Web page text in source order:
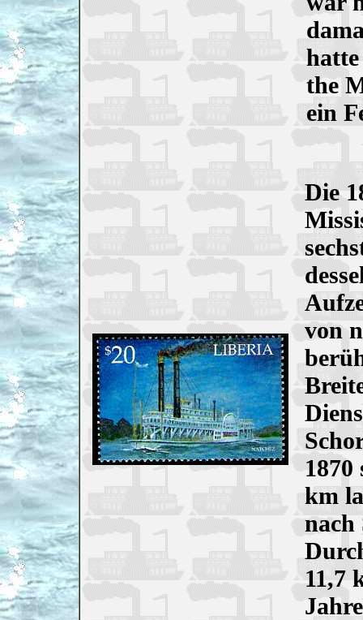
the
ein
Die
von
1870
km
nach
11,7